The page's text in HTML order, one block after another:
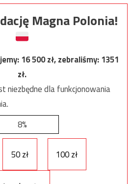
Magna Polonia!
16 500zł, zebraliśmy:1351
zł.
niezbędne dla funkcjonowania
8%
50 zł 100 zł